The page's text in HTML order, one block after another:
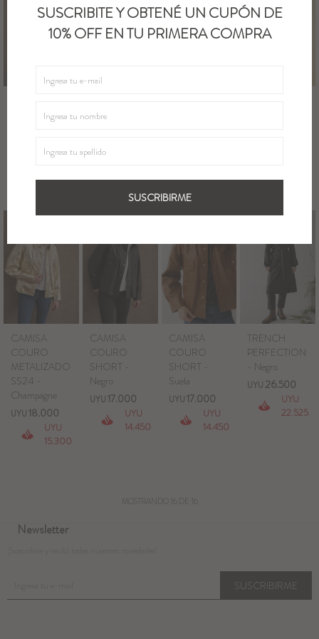
SUSCRIBITE Y OBTENÉ UN CUPÓN DE
10% OFF EN TU PRIMERA COMPRA
SUSCRIBIRME
EKO - Fur
18.000
BRUMA
CAMISA
COURO
METALIZADO
SS24 -
Champagne
UYU18.000
UYU
15.300
CAMISA
COURO
SHORT -
Negro
UYU17.000
UYU
14.450
CAMISA
COURO
SHORT -
Suela
UYU17.000
UYU
14.450
TRENCH
PERFECTION
- Negro
UYU 26.500
UYU
22.525
MOSTRANDO
Newsletter
SUSCRIBIRME